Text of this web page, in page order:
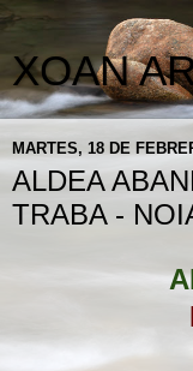
XOAN
MARTES, 18 DE
ALDEA
TRABA -